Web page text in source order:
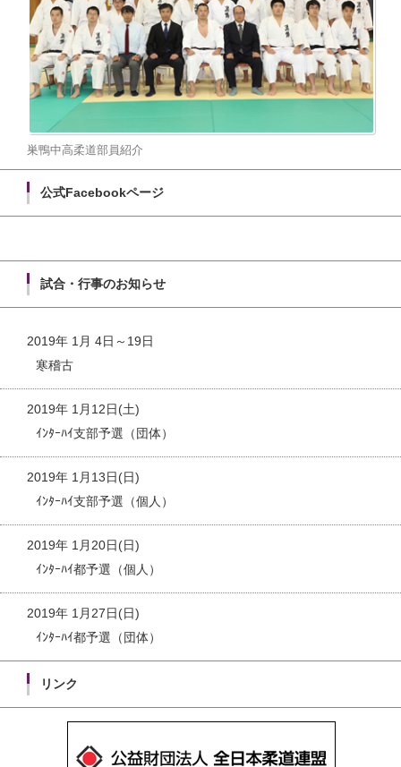
巣鴨中高柔道部員紹介
公式Facebookページ
試合・行事のお知らせ
2019年 1月 4日～19日
寒稽古
2019年 1月12日(土)
ｲﾝﾀｰﾊｲ支部予選（団体）
2019年 1月13日(日)
ｲﾝﾀｰﾊｲ支部予選（個人）
2019年 1月20日(日)
ｲﾝﾀｰﾊｲ都予選（個人）
2019年 1月27日(日)
ｲﾝﾀｰﾊｲ都予選（団体）
リンク